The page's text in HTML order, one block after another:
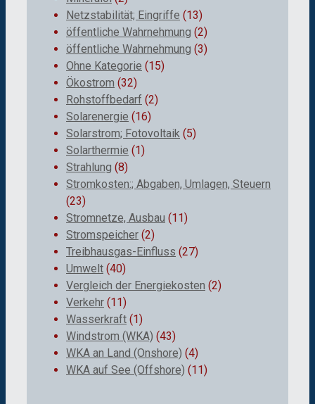
Netzstabilität; Eingriffe (13)
öffentliche Wahrnehmung (2)
öffentliche Wahrnehmung (3)
Ohne Kategorie (15)
Ökostrom (32)
Rohstoffbedarf (2)
Solarenergie (16)
Solarstrom; Fotovoltaik (5)
Solarthermie (1)
Strahlung (8)
Stromkosten:; Abgaben, Umlagen, Steuern
(23)
Stromnetze, Ausbau (11)
Stromspeicher (2)
Treibhausgas-Einfluss (27)
Umwelt (40)
Vergleich der Energiekosten (2)
Verkehr (11)
Wasserkraft (1)
Windstrom (WKA) (43)
WKA an Land (Onshore) (4)
WKA auf See (Offshore) (11)